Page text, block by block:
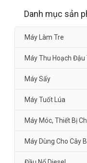
Danh mục sản
Máy Làm Tre
Máy Thu Hoạch Đậu
Máy Sấy
Máy Tuốt Lúa
Máy Móc, Thiết Bị
Máy Dùng Cho Cây